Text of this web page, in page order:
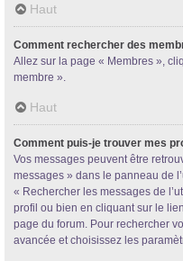
Haut
Comment rechercher des
Allez sur la page « Membres »,
membre ».
Haut
Comment puis-je trouver mes
Vos messages peuvent être
messages » dans le panneau de
« Rechercher les messages de
profil ou bien en cliquant sur le
page du forum. Pour rechercher
avancée et choisissez les